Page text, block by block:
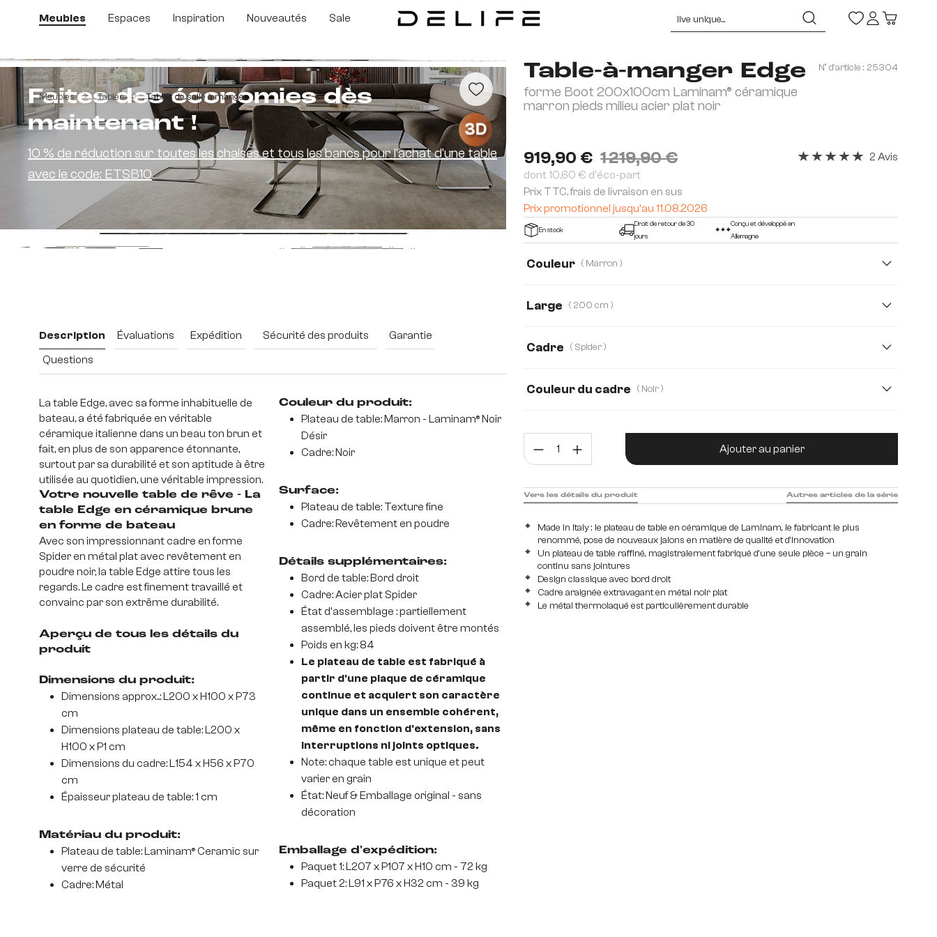
au contenu principal
Passer à la recherche
Passer à la navigation principale
Meubles Espaces Inspiration Nouveautés Sale
Meubles Tables Tables de salle à manger
Table-à-manger Edge
forme Boot 200x100cm Laminam® céramique
marron pieds milieu acier plat noir
N° d'article : 25304
919,90 € 1 219,90 €
dont 10,60 € d'éco-part
Prix TTC, frais de livraison en sus
Prix promotionnel jusqu'au 11.08.2026
2 Avis
En stock
Droit de retour de 30
jours
Conçu et développé en
Allemagne
Couleur ( Marron )
Large ( 200 cm )
Cadre ( Spider )
Couleur du cadre ( Noir )
Quantité de produit : Entrez la quantité
Ajouter au panier
Made in Italy : le plateau de table en céramique de Laminam, le fabricant le plus
renommé, pose de nouveaux jalons en matière de qualité et d'innovation
Un plateau de table raffiné, magistralement fabriqué d'une seule pièce – un grain
continu sans jointures
Design classique avec bord droit
Cadre araignée extravagant en métal noir plat
Le métal thermolaqué est particulièrement durable
Vers les détails du produit Autres articles de la série
Ignorer la galerie d'images
3D
Faites des économies dès
maintenant !
10 % de réduction sur toutes les chaises et tous les bancs pour l'achat d'une table
avec le code: ETSB10
Description Évaluations Expédition Sécurité des produits
Garantie
Questions
La table Edge, avec sa forme inhabituelle de
bateau, a été fabriquée en véritable
céramique italienne dans un beau ton brun et
fait, en plus de son apparence étonnante,
surtout par sa durabilité et son aptitude à être
utilisée au quotidien, une véritable impression.
Votre nouvelle table de rêve - La
table Edge en céramique brune
en forme de bateau
Avec son impressionnant cadre en forme
Spider en métal plat avec revêtement en
poudre noir, la table Edge attire tous les
regards. Le cadre est finement travaillé et
convainc par son extrême durabilité.
Aperçu de tous les détails du
produit
Dimensions du produit:
Dimensions approx..: L200 x H100 x P73
cm
Dimensions plateau de table: L200 x
H100 x P1 cm
Dimensions du cadre: L154 x H56 x P70
cm
Épaisseur plateau de table: 1 cm
Matériau du produit:
Plateau de table: Laminam® Ceramic sur
verre de sécurité
Cadre: Métal
Couleur du produit:
Plateau de table: Marron - Laminam® Noir
Désir
Cadre: Noir
Surface:
Plateau de table: Texture fine
Cadre: Revêtement en poudre
Détails supplémentaires:
Bord de table: Bord droit
Cadre: Acier plat Spider
État d'assemblage : partiellement
assemblé, les pieds doivent être montés
Poids en kg: 84
Le plateau de table est fabriqué à
partir d'une plaque de céramique
continue et acquiert son caractère
unique dans un ensemble cohérent,
même en fonction d'extension, sans
interruptions ni joints optiques.
Note: chaque table est unique et peut
varier en grain
État: Neuf & Emballage original - sans
décoration
Emballage d'expédition:
Paquet 1: L207 x P107 x H10 cm - 72 kg
Paquet 2: L91 x P76 x H32 cm - 39 kg